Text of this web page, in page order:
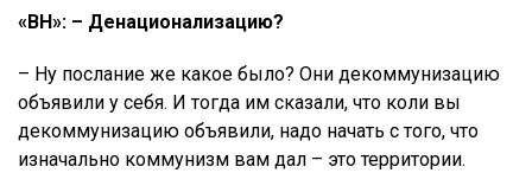
«ВН»: – Денационализацию?
– Ну послание же какое было? Они декоммунизацию
объявили у себя. И тогда им сказали, что коли вы
декоммунизацию объявили, надо начать с того, что
изначально коммунизм вам дал – это территории.